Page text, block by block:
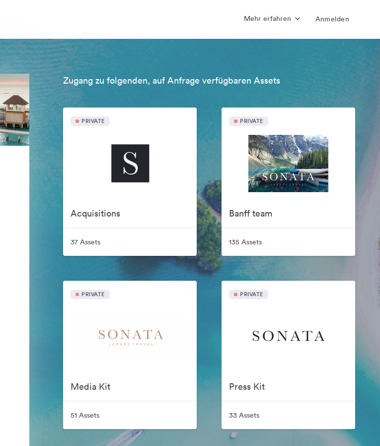
Mehr erfahren Anmelden
Zugang zu folgenden, auf Anfrage verfügbaren Assets
PRIVATE
Acquisitions
37 Assets
PRIVATE
Banff team
135 Assets
PRIVATE
Media Kit
51 Assets
PRIVATE
Press Kit
33 Assets